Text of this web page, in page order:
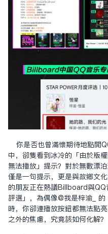
你是否也曾滿懷期待地點開
中，卻只看到冰冷的「由於版
無法播放」提示？對於無數漂
僅是一句提示，更是與故鄉文
的朋友正在熱議Billboard與
評選」，為偶像@我是梓渝_
時，你卻連播放按鈕都無法點
之外的焦慮，究竟該如何化解？